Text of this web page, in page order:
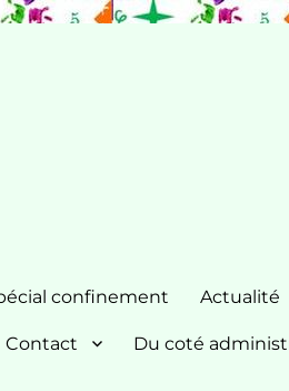
confinement Actualité
Contact Du coté